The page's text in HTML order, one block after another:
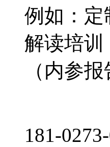
例如：定
解读培训
（内参报
181-